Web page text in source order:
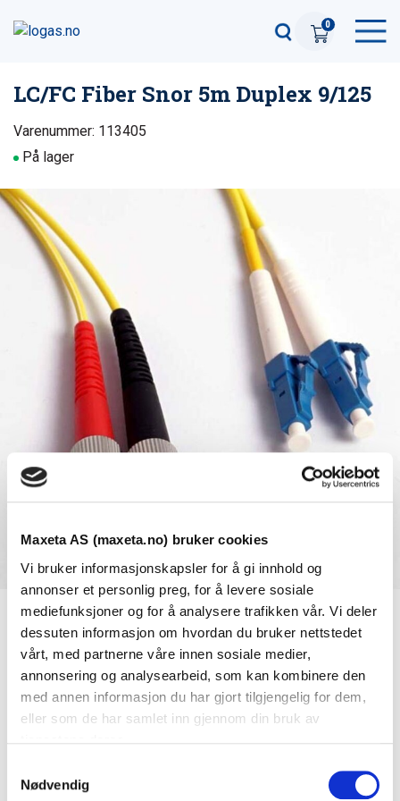
Maxeta AS (maxeta.no) bruker cookies
Vi bruker informasjonskapsler for å gi innhold og
annonser et personlig preg, for å levere sosiale
mediefunksjoner og for å analysere trafikken vår. Vi deler
dessuten informasjon om hvordan du bruker nettstedet
vårt, med partnerne våre innen sosiale medier,
annonsering og analysearbeid, som kan kombinere den
med annen informasjon du har gjort tilgjengelig for dem,
eller som de har samlet inn gjennom din bruk av
Nødvendig
0
Se dokumenter
Dokumenter
LC/FC Fiber Snor 5m Duplex 9/125
Varenummer: 113405
På lager